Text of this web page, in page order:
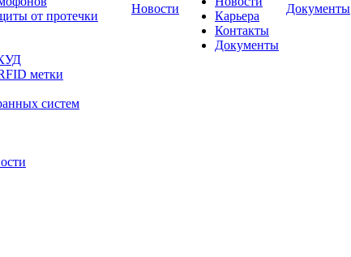
от протечки
метки
систем
Новости
Карьера
Контакты
Документы
Документы